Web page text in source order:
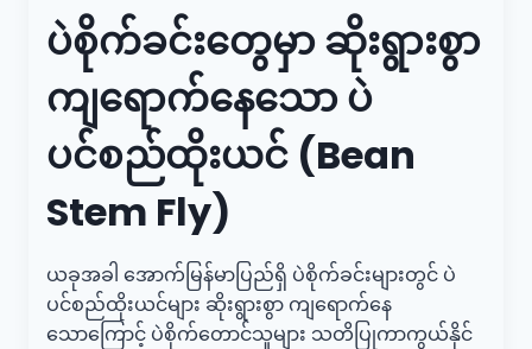
ပဲစိုက်ခင်းတွေမှာ ဆိုးရွားစွာ
ကျရောက်နေသော ပဲ
ပင်စည်ထိုးယင် (Bean
Stem Fly)
ယခုအခါ အောက်မြန်မာပြည်ရှိ ပဲစိုက်ခင်းများတွင် ပဲ
ပင်စည်ထိုးယင်များ ဆိုးရွားစွာ ကျရောက်နေ
သောကြောင့် ပဲစိုက်တောင်သူများ သတိပြုကာကွယ်နိုင်